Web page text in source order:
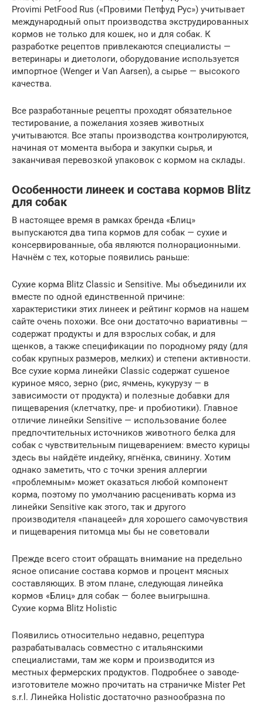
Provimi PetFood Rus («Провими Петфуд Рус») учитывает
международный опыт производства экструдированных
кормов не только для кошек, но и для собак. К
разработке рецептов привлекаются специалисты —
ветеринары и диетологи, оборудование используется
импортное (Wenger и Van Aarsen), а сырье — высокого
качества.
Все разработанные рецепты проходят обязательное
тестирование, а пожелания хозяев животных
учитываются. Все этапы производства контролируются,
начиная от момента выбора и закупки сырья, и
заканчивая перевозкой упаковок с кормом на склады.
Особенности линеек и состава кормов Blitz
для собак
В настоящее время в рамках бренда «Блиц»
выпускаются два типа кормов для собак — сухие и
консервированные, оба являются полнорационными.
Начнём с тех, которые появились раньше:
Сухие корма Blitz Classic и Sensitive. Мы объединили их
вместе по одной единственной причине:
характеристики этих линеек и рейтинг кормов на нашем
сайте очень похожи. Все они достаточно вариативны —
содержат продукты и для взрослых собак, и для
щенков, а также спецификации по породному ряду (для
собак крупных размеров, мелких) и степени активности.
Все сухие корма линейки Classic содержат сушеное
куриное мясо, зерно (рис, ячмень, кукурузу — в
зависимости от продукта) и полезные добавки для
пищеварения (клетчатку, пре- и пробиотики). Главное
отличие линейки Sensitive — использование более
предпочтительных источников животного белка для
собак с чувствительным пищеварением: вместо курицы
здесь вы найдёте индейку, ягнёнка, свинину. Хотим
однако заметить, что с точки зрения аллергии
«проблемным» может оказаться любой компонент
корма, поэтому по умолчанию расценивать корма из
линейки Sensitive как этого, так и другого
производителя «панацеей» для хорошего самочувствия
и пищеварения питомца мы бы не советовали
Прежде всего стоит обращать внимание на предельно
ясное описание состава кормов и процент мясных
составляющих. В этом плане, следующая линейка
кормов «Блиц» для собак — более выигрышна.
Сухие корма Blitz Holistic
Появились относительно недавно, рецептура
разрабатывалась совместно с итальянскими
специалистами, там же корм и производится из
местных фермерских продуктов. Подробнее о заводе-
изготовителе можно прочитать на страничке Mister Pet
s.r.l. Линейка Holistic достаточно разнообразна по